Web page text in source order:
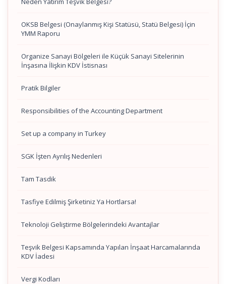
OKSB Belgesi (Onaylanmış Kişi Statüsü, Statü Belgesi) İçin
YMM Raporu
Organize Sanayi Bölgeleri ile Küçük Sanayi Sitelerinin
İnşasına İlişkin KDV İstisnası
Pratik Bilgiler
Responsibilities of the Accounting Department
Set up a company in Turkey
SGK İşten Ayrılış Nedenleri
Tam Tasdik
Tasfiye Edilmiş Şirketiniz Ya Hortlarsa!
Teknoloji Geliştirme Bölgelerindeki Avantajlar
Teşvik Belgesi Kapsamında Yapılan İnşaat Harcamalarında
KDV İadesi
Vergi Kodları